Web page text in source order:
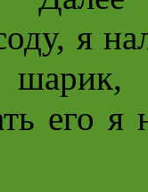
я
его